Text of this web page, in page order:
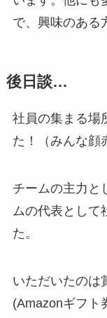
で、興味のある
後日談…
社員の集まる場
た！（みんな顔
チームの主力と
ムの代表として
た。
いただいたの
(Amazonギフト